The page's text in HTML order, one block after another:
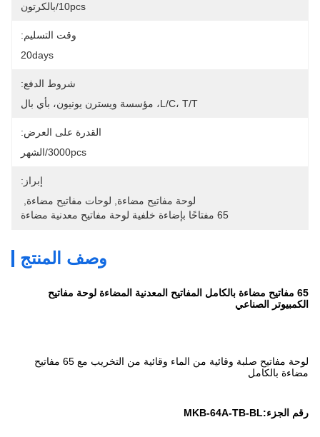
10pcs/بالكرتون
وقت التسليم:
20days
شروط الدفع:
L/C، T/T، مؤسسة ويسترن يونيون، بأي بال
القدرة على العرض:
3000pcs/الشهر
إبراز:
لوحة مفاتيح مضاءة
لوحات مفاتيح مضاءة
65 مفتاحًا بإضاءة خلفية لوحة مفاتيح معدنية مضاءة
وصف المنتج
65 مفاتيح مضاءة بالكامل المفاتيح المعدنية المضاءة لوحة مفاتيح
الكمبيوتر الصناعي
لوحة مفاتيح صلبة وقائية من الماء وقائية من التخريب مع 65 مفاتيح
مضاءة بالكامل
رقم الجزء:MKB-64A-TB-BL